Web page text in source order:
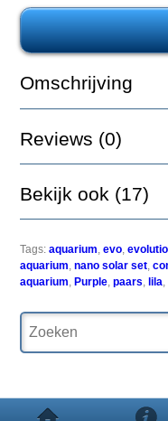
Evolution
functioneel
en
eigentijds
aquarium,
individuele
biotopen
zo
mogelijk
kan
probleemloos
Omschrijving
Reviews (0)
Bekijk ook (17)
Tags: aquarium,evo,
aquarium,nano solar set,
aquarium, Purple,paars, lila,